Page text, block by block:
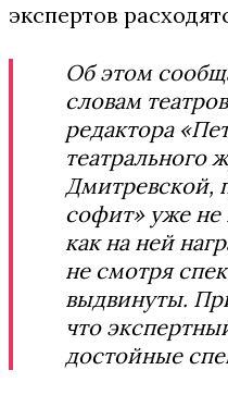
экспертов
Об этом
словам
редактора
театрального
Дмитревской,
софит» уже не
как на ней
не смотря
выдвинуты.
что
достойные